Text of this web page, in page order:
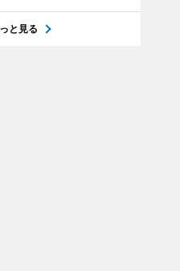
と見る